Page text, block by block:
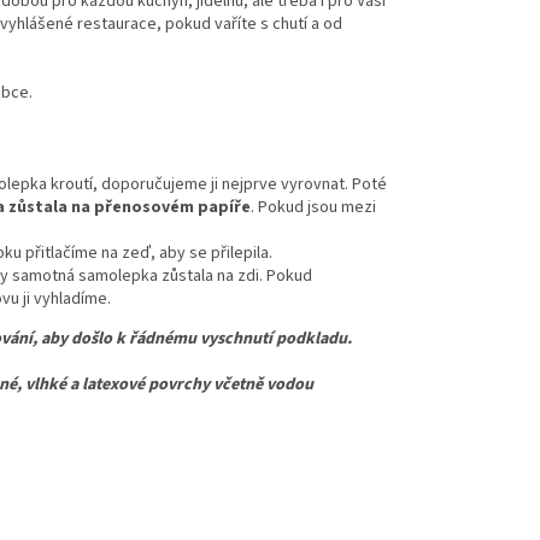
restaurace, pokud vaříte s chutí a od
kroutí, doporučujeme ji nejprve vyrovnat. Poté
zůstala na přenosovém papíře. Pokud jsou mezi
přitlačíme na zeď, aby se přilepila.
samolepka zůstala na zdi. Pokud
ji vyhladíme.
aby došlo k řádnému vyschnutí podkladu.
a latexové povrchy včetně vodou